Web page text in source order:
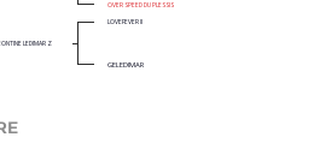
OVER SPEED DU PLESSIS
LOVEFEVER II
GELEDIMAR
LEDIMAR Z